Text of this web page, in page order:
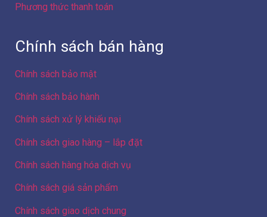
Phương thức thanh toán
Chính sách bán hàng
Chính sách bảo mật
Chính sách bảo hành
Chính sách xử lý khiếu nại
Chính sách giao hàng – lắp đặt
Chính sách hàng hóa dịch vụ
Chính sách giá sản phẩm
Chính sách giao dịch chung